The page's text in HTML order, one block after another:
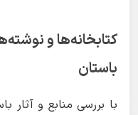
کتابخانه‌ها و
باستان
با بررسی منابع و آثار